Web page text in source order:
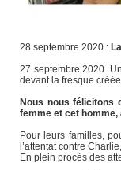
28 septembre 2020 :
27 septembre 2020.
devant la fresque
Nous nous félicitons
femme et cet
Pour leurs familles,
l’attentat contre
En plein procès des